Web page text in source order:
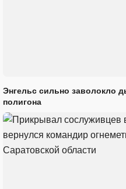
Энгельс сильно заволокло
полигона